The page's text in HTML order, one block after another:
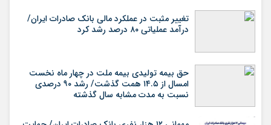
تغییر مثبت در عملکرد مالی بانک صادرات ایران/
درآمد عملیاتی ۸۰ درصد رشد کرد
حق بیمه تولیدی بیمه ملت در چهار ماه نخست
امسال از ۱۴.۵ همت گذشت/ رشد ۹۰ درصدی
نسبت به مدت مشابه سال گذشته